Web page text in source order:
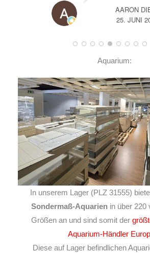
A
14. JUNI 2026
Aquarium:
In unserem Lager (PLZ 31555)
Sondermaß-Aquarien in über 220
Größen an und sind somit der
Aquarium-Händler
Diese auf Lager befindlichen